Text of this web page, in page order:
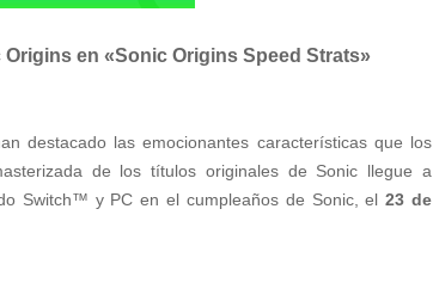
en «Sonic Origins Speed Strats»
destacado las emocionantes características que los
de los títulos originales de Sonic llegue a
Switch™ y PC en el cumpleaños de Sonic, el23 de